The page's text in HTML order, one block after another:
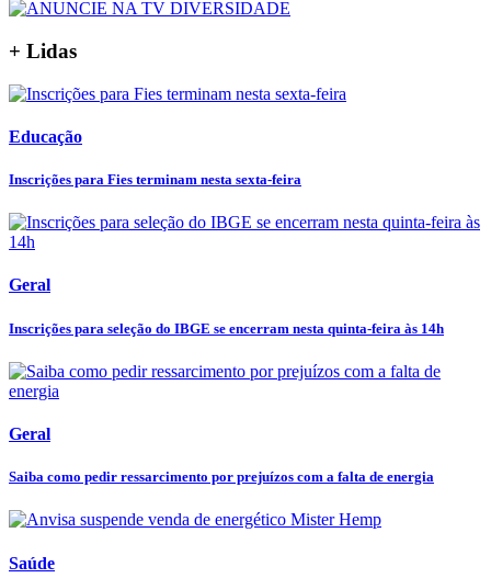
+ Lidas
Educação
Inscrições para Fies terminam nesta sexta-feira
Geral
Inscrições para seleção do IBGE se encerram nesta quinta-feira às 14h
Geral
Saiba como pedir ressarcimento por prejuízos com a falta de energia
Saúde